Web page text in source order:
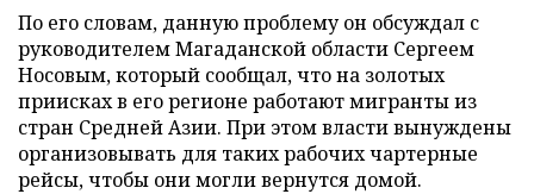
По его словам, данную проблему он обсуждал с
руководителем Магаданской области Сергеем
Носовым, который сообщал, что на золотых
приисках в его регионе работают мигранты из
стран Средней Азии. При этом власти вынуждены
организовывать для таких рабочих чартерные
рейсы, чтобы они могли вернутся домой.